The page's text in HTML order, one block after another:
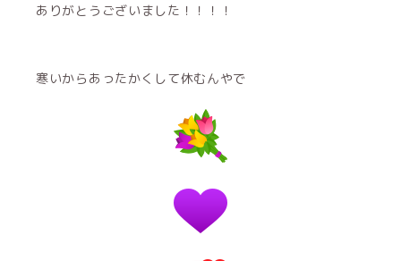
ありがとうございました！！！！
寒いからあったかくして休むんやで